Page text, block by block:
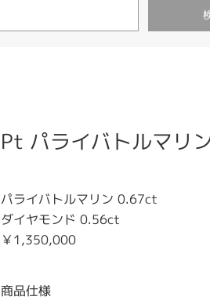
Pt パライバトルマリ
パライバトルマリン 0.67ct
ダイヤモンド 0.56ct
￥1,350,000
商品仕様